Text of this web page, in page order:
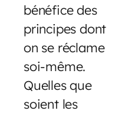
bénéfice des
principes dont
on se réclame
soi-même.
Quelles que
soient les